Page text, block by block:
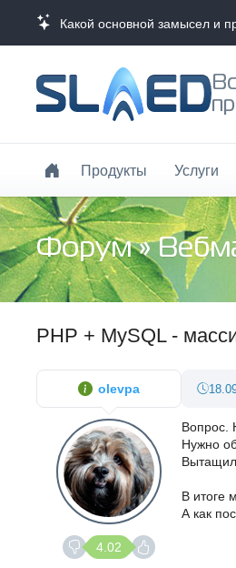
Какой основной замысел и
Продукты Услуги
Форум»
PHP + MySQL -
Вопрос.
Нужно
Вытащил
В итоге
А как
olevpa
4.02